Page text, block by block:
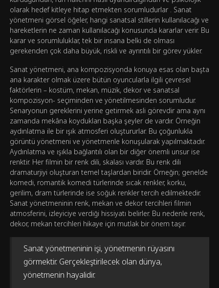
olarak hedef kitleye hitap etmekten sorumludurlar . Sanat
yönetmeni görsel öğeler, hangi sanatsal stillerin kullanılacağı ve
hareketlerin ne zaman kullanılacağı konusunda kararlar verir. Bu
karar ve sorumluluklar, tek bir insana belki de olması
gerekenden çok daha büyük, riskli ve ayrıntılı bir görev yükler.
Sanat yönetmeni, ana kompozisyonda konuya esas olan başta
ana karakter olmak üzere bütün oyuncularla ilgili çevresel
faktörlerin – kostüm, mekan, müzik, dekor ve sanatsal
kompozisyon- seçiminden ve yönetilmesinden sorumludur.
Senaryonun gereklerini yerine getirmek asli görevdir ama aynı
zamanda mekâna koydukları başka şeyler de vardır. Örneğin
aydınlatma ile bir ışık atmosferi oluştururlar. Bu çoğunlukla
görüntü yönetmeni ve yönetmenle konuşularak yapılmaktadır.
Aydınlatma ve ışıkla bağlantılı olan bir diğer önemli unsur ise
renktir. Her filmin bir renk dili, skalası vardır. Bu renk dili
dramaturjiyi oluşturan temel taşlardan biridir. Örneğin; genelde
komedi, romantik komedi türlerinde sıcak renkler, korku,
gerilim, dram türlerinde ise soğuk renkler tercih edilmektedir.
Sanat yönetmeninin renk, mekan ve dekor tercihleri filmin
atmosferini, izleyiciye verdiği hissiyatı belirler. Bu nedenle renk,
dekor, mekan tercihleri hikaye için mutlak bir önem taşır.
Sanat yönetmeninin işi, yönetmenin rüyasını
görmektir. Gerçekleştirilecek olan dünya,
yönetmenin hayalidir.